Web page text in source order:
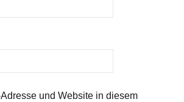
und Website in diesem